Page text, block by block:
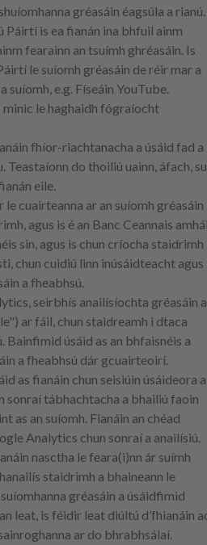
gréasáin éagsúla a rianú.
Páirtí is ea fianán ina bhfuil ainm
fearainn an tsuímh ghréasáin. Is
le suíomh gréasáin de réir mar a
suíomh, e.g. Físeáin YouTube.
le haghaidh fógraíocht
fhíor-riachtanacha a úsáid fad a
do thoiliú uainn, áfach,
eile.
cuairteanna ar an suíomh gréasáin
agus is é an Banc Ceannais
sin, agus is chun críocha staidrimh
chun cuidiú linn inúsáidteacht agus
a fheabhsú.
seirbhís anailísíochta gréasáin a
ar fáil, chun staidreamh i dtaca
Bainfimid úsáid as an bhfaisnéis a
a fheabhsú dár gcuairteoirí.
as fianáin chun seisiúin úsáideora a
sonraí tábhachtacha a bhailiú faoin
as an suíomh. Fianáin an chéad
Analytics chun sonraí a anailísiú.
nasctha le feara(i)nn ár suímh
staidrimh a bhaineann le
gréasáin a úsáidfimid
leat, is féidir leat diúltú d’fhianáin
ar do bhrabhsálaí.